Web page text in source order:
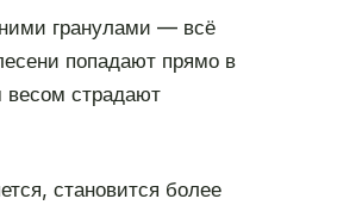
гранулами — всё
попадают прямо в
весом страдают
становится более